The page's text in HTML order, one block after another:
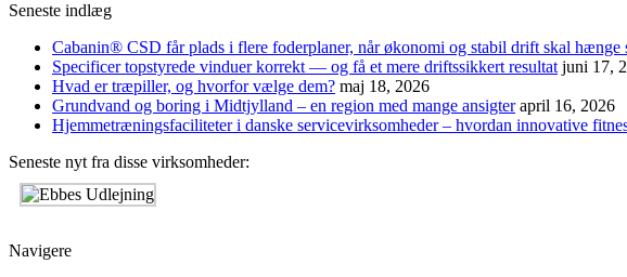
Seneste indlæg
Cabanin® CSD får plads i flere foderplaner, når økonomi og stabil drift skal hænge
Specificer topstyrede vinduer korrekt — og få et mere driftssikkert resultat juni 17,
Hvad er træpiller, og hvorfor vælge dem? maj 18, 2026
Grundvand og boring i Midtjylland – en region med mange ansigter april 16, 2026
Hjemmetræningsfaciliteter i danske servicevirksomheder – hvordan innovative
Seneste nyt fra disse virksomheder:
Navigere